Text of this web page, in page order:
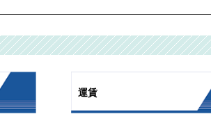
運賃